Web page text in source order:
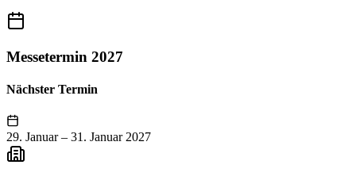
Messetermin 2027
Nächster Termin
29. Januar – 31. Januar 2027